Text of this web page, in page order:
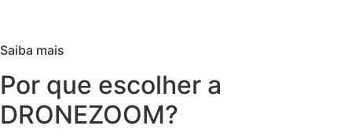
Saiba mais
Por que escolher a
DRONEZOOM?